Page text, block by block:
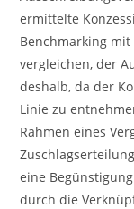
ermittelte
Benchmarking
vergleichen, der
deshalb, da der
Linie zu
Rahmen eines
eine
durch die